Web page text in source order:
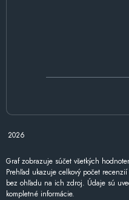
2026
Graf zobrazuje súčet všetkých
Prehľad ukazuje celkový počet
bez ohľadu na ich zdroj. Údaje sú
kompletné informácie.